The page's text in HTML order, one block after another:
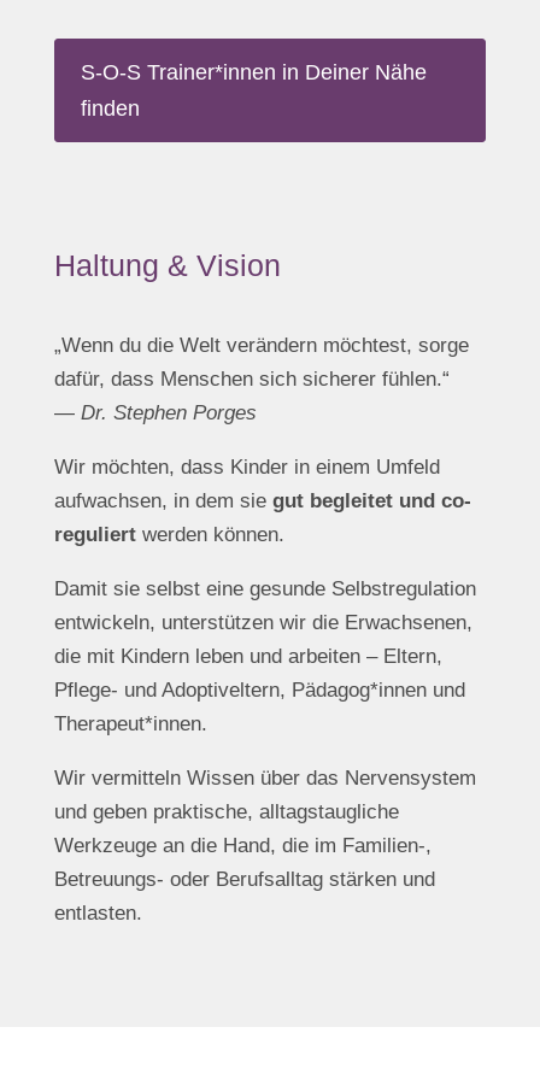
S-O-S Trainer*innen in Deiner Nähe
finden
Haltung & Vision
„Wenn du die Welt verändern möchtest, sorge
dafür, dass Menschen sich sicherer fühlen.“
— Dr. Stephen Porges
Wir möchten, dass Kinder in einem Umfeld
aufwachsen, in dem sie gut begleitet und co-
reguliertwerden können.
Damit sie selbst eine gesunde Selbstregulation
entwickeln, unterstützen wir die Erwachsenen,
die mit Kindern leben und arbeiten – Eltern,
Pflege- und Adoptiveltern, Pädagog*innen und
Therapeut*innen.
Wir vermitteln Wissen über das Nervensystem
und geben praktische, alltagstaugliche
Werkzeuge an die Hand, die im Familien-,
Betreuungs- oder Berufsalltag stärken und
entlasten.